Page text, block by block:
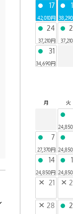
● 17
42,010円
●
●
24
37,210円
●
●
31
34,690円
月 火
●
●
7
27,370円
●
●
14
24,850円
●
× 21 ×
× 28 ●